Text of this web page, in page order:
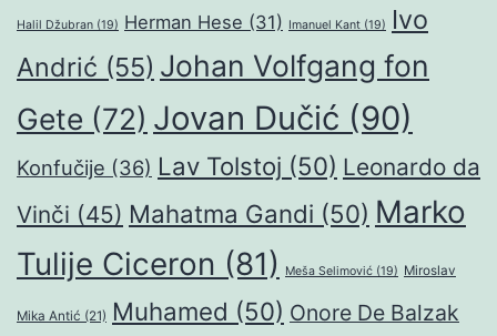
Halil Džubran (19) Herman Hese (31) Imanuel Kant (19)
Ivo
Andrić (55) Johan Volfgang fon
Gete (72) Jovan Dučić (90)
Konfučije (36) Lav Tolstoj (50) Leonardo da
Vinči (45) Mahatma Gandi (50) Marko
Tulije Ciceron (81) Meša Selimović (19) Miroslav
Mika Antić (21) Muhamed (50) Onore De Balzak